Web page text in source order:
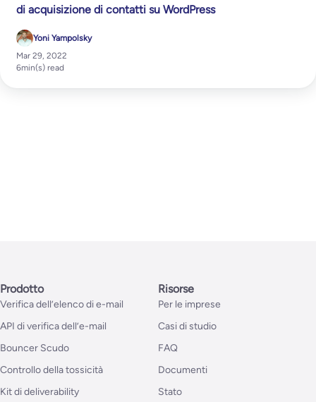
di acquisizione di contatti su WordPress
Yoni Yampolsky
Mar 29, 2022
6min(s) read
Prodotto
Verifica dell’elenco di e-mail
API di verifica dell’e-mail
Bouncer Scudo
Controllo della tossicità
Kit di deliverability
Risorse
Per le imprese
Casi di studio
FAQ
Documenti
Stato